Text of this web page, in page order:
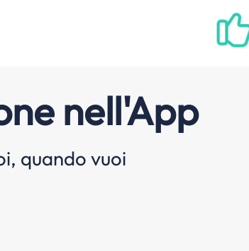
nell'App
quando vuoi